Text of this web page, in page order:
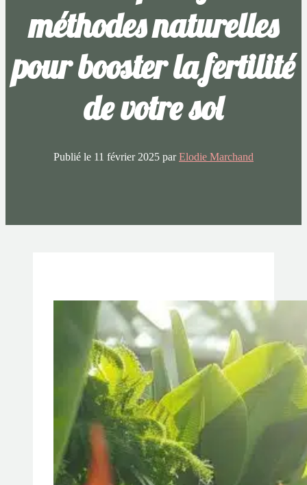
méthodes naturelles
pour booster la fertilité
de votre sol
Publié le 11 février 2025 parElodie Marchand